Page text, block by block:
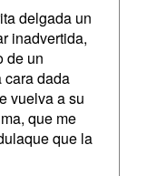
delgada un
inadvertida,
de un
cara dada
vuelva a su
que me
que la